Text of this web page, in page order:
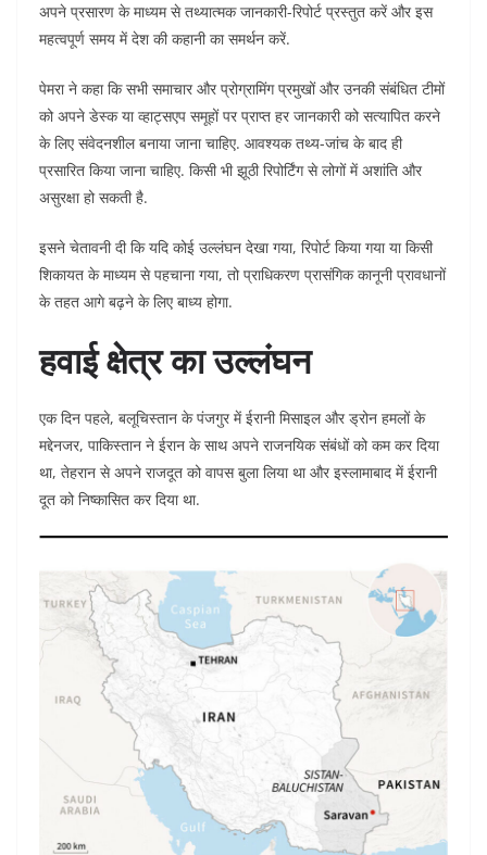
अपने प्रसारण के माध्यम से तथ्यात्मक जानकारी-रिपोर्ट प्रस्तुत करें और इस
महत्वपूर्ण समय में देश की कहानी का समर्थन करें.
पेमरा ने कहा कि सभी समाचार और प्रोग्रामिंग प्रमुखों और उनकी संबंधित टीमों
को अपने डेस्क या व्हाट्सएप समूहों पर प्राप्त हर जानकारी को सत्यापित करने
के लिए संवेदनशील बनाया जाना चाहिए. आवश्यक तथ्य-जांच के बाद ही
प्रसारित किया जाना चाहिए. किसी भी झूठी रिपोर्टिंग से लोगों में अशांति और
असुरक्षा हो सकती है.
इसने चेतावनी दी कि यदि कोई उल्लंघन देखा गया, रिपोर्ट किया गया या किसी
शिकायत के माध्यम से पहचाना गया, तो प्राधिकरण प्रासंगिक कानूनी प्रावधानों
के तहत आगे बढ़ने के लिए बाध्य होगा.
हवाई क्षेत्र का उल्लंघन
एक दिन पहले, बलूचिस्तान के पंजगुर में ईरानी मिसाइल और ड्रोन हमलों के
मद्देनजर, पाकिस्तान ने ईरान के साथ अपने राजनयिक संबंधों को कम कर दिया
था, तेहरान से अपने राजदूत को वापस बुला लिया था और इस्लामाबाद में ईरानी
दूत को निष्कासित कर दिया था.